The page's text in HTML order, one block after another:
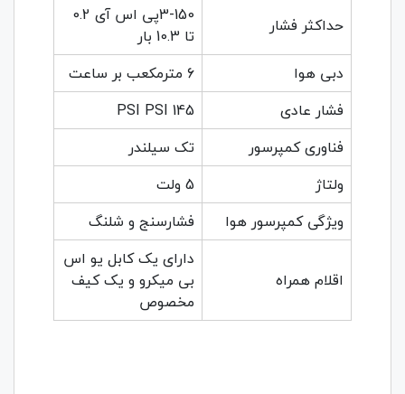
حداکثر فشار
3-150پی اس آی 0.2
تا 10.3 بار
دبی هوا
6 مترمکعب بر ساعت
فشار عادی
145 PSI PSI
فناوری کمپرسور
تک سیلندر
ولتاژ
5 ولت
ویژگی کمپرسور هوا
فشارسنج و شلنگ
اقلام همراه
دارای یک کابل یو اس
بی میکرو و یک کیف
مخصوص